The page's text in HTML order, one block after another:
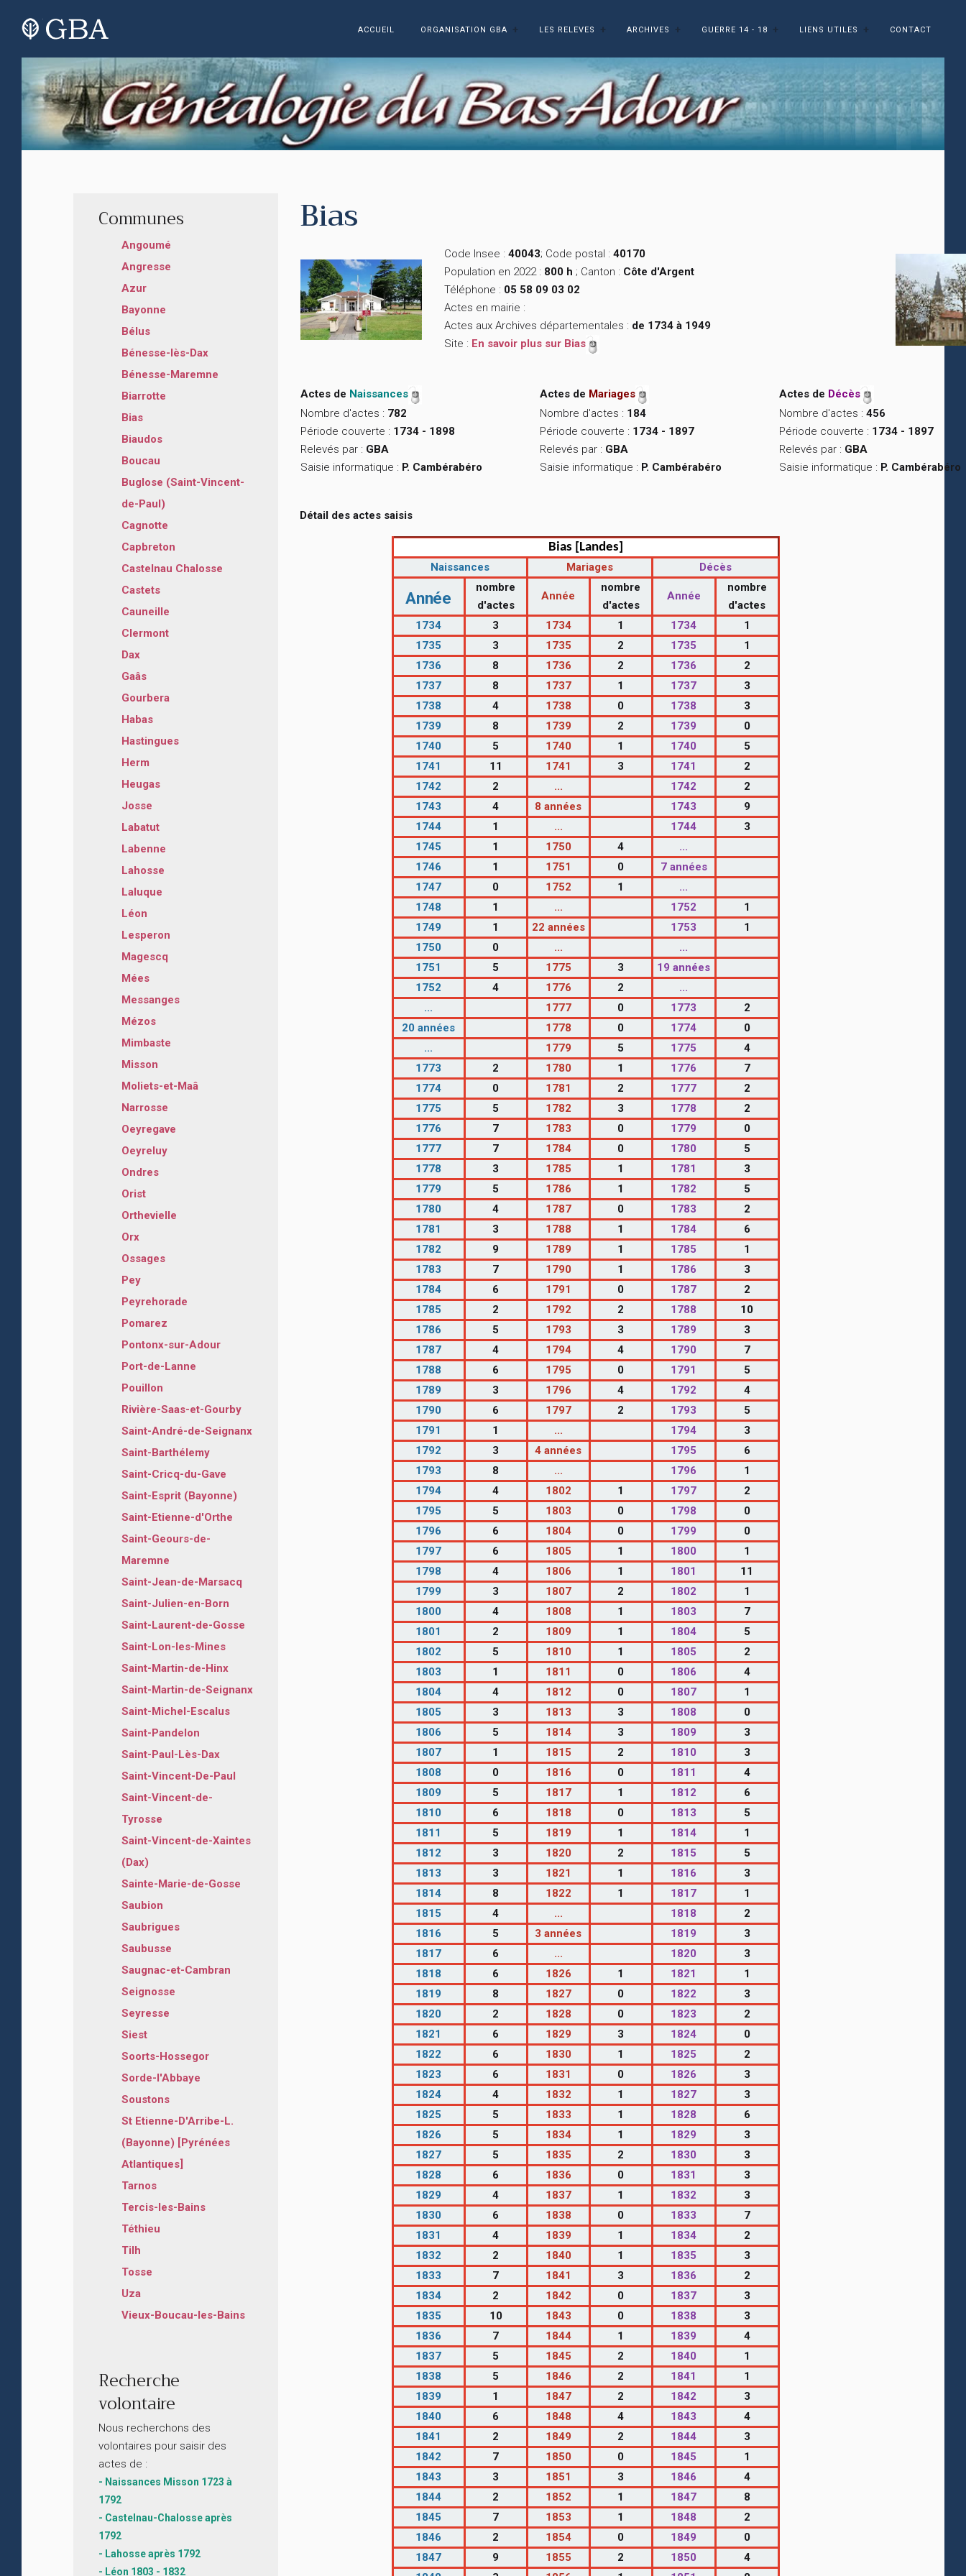
ACCUEIL ORGANISATION GBA LES RELEVES ARCHIVES GUERRE 14 - 18 LIENS UTILES CONTACT
Communes
Angoumé
Angresse
Azur
Bayonne
Bélus
Bénesse-lès-Dax
Bénesse-Maremne
Biarrotte
Bias
Biaudos
Boucau
Buglose (Saint-Vincent-
de-Paul)
Cagnotte
Capbreton
Castelnau Chalosse
Castets
Cauneille
Clermont
Dax
Gaâs
Gourbera
Habas
Hastingues
Herm
Heugas
Josse
Labatut
Labenne
Lahosse
Laluque
Léon
Lesperon
Magescq
Mées
Messanges
Mézos
Mimbaste
Misson
Moliets-et-Maâ
Narrosse
Oeyregave
Oeyreluy
Ondres
Orist
Orthevielle
Orx
Ossages
Pey
Peyrehorade
Pomarez
Pontonx-sur-Adour
Port-de-Lanne
Pouillon
Rivière-Saas-et-Gourby
Saint-André-de-Seignanx
Saint-Barthélemy
Saint-Cricq-du-Gave
Saint-Esprit (Bayonne)
Saint-Etienne-d'Orthe
Saint-Geours-de-
Maremne
Saint-Jean-de-Marsacq
Saint-Julien-en-Born
Saint-Laurent-de-Gosse
Saint-Lon-les-Mines
Saint-Martin-de-Hinx
Saint-Martin-de-Seignanx
Saint-Michel-Escalus
Saint-Pandelon
Saint-Paul-Lès-Dax
Saint-Vincent-De-Paul
Saint-Vincent-de-
Tyrosse
Saint-Vincent-de-Xaintes
(Dax)
Sainte-Marie-de-Gosse
Saubion
Saubrigues
Saubusse
Saugnac-et-Cambran
Seignosse
Seyresse
Siest
Soorts-Hossegor
Sorde-l'Abbaye
Soustons
St Etienne-D'Arribe-L.
(Bayonne) [Pyrénées
Atlantiques]
Tarnos
Tercis-les-Bains
Téthieu
Tilh
Tosse
Uza
Vieux-Boucau-les-Bains
Recherche
volontaire
Nous recherchons des
volontaires pour saisir des
actes de :
- Naissances Misson 1723 à
1792
- Castelnau-Chalosse après
1792
- Lahosse après 1792
- Léon 1803 - 1832
Bias
Code Insee : 40043; Code postal : 40170
Population en 2022 : 800 h ; Canton : Côte d'Argent
Téléphone : 05 58 09 03 02
Actes en mairie :
Actes aux Archives départementales : de 1734 à 1949
Site : En savoir plus sur Bias
Actes de Naissances
Nombre d'actes : 782
Période couverte : 1734 - 1898
Relevés par : GBA
Saisie informatique : P. Cambérabéro
Actes de Mariages
Nombre d'actes : 184
Période couverte : 1734 - 1897
Relevés par : GBA
Saisie informatique : P. Cambérabéro
Actes de Décès
Nombre d'actes : 456
Période couverte : 1734 - 1897
Relevés par : GBA
Saisie informatique : P. Cambérabéro
Détail des actes saisis
Bias [Landes]
Naissances Mariages Décès
Année
nombre
d'actes
Année
nombre
d'actes
Année
nombre
d'actes
1734
3 1734 1 1734
1
1735
3 1735 2 1735
1
1736
8 1736 2 1736
2
1737
8 1737 1 1737
3
1738
4 1738 0 1738
3
1739
8 1739 2 1739
0
1740
5 1740 1 1740
5
1741
11 1741 3 1741
2
1742
2 ... 1742
2
1743
4 8 années 1743
9
1744
1 ... 1744
3
1745
1 1750 4
...
1746
1 1751 0
7 années
1747
0 1752 1
...
1748
1 ... 1752
1
1749
1 22 années 1753
1
1750
0 ...
...
1751
5 1775 3
19 années
1752
4 1776 2
...
...
1777 0 1773
2
20 années
1778 0 1774
0
...
1779 5 1775
4
1773
2 1780 1 1776
7
1774
0 1781 2 1777
2
1775
5 1782 3 1778
2
1776
7 1783 0 1779
0
1777
7 1784 0 1780
5
1778
3 1785 1 1781
3
1779
5 1786 1 1782
5
1780
4 1787 0 1783
2
1781
3 1788 1 1784
6
1782
9 1789 1 1785
1
1783
7 1790 1 1786
3
1784
6 1791 0 1787
2
1785
2 1792 2 1788
10
1786
5 1793 3 1789
3
1787
4 1794 4 1790
7
1788
6 1795 0 1791
5
1789
3 1796 4 1792
4
1790
6 1797 2 1793
5
1791
1 ... 1794
3
1792
3 4 années 1795
6
1793
8 ... 1796
1
1794
4 1802 1 1797
2
1795
5 1803 0 1798
0
1796
6 1804 0 1799
0
1797
6 1805 1 1800
1
1798
4 1806 1 1801
11
1799
3 1807 2 1802
1
1800
4 1808 1 1803
7
1801
2 1809 1 1804
5
1802
5 1810 1 1805
2
1803
1 1811 0 1806
4
1804
4 1812 0 1807
1
1805
3 1813 3 1808
0
1806
5 1814 3 1809
3
1807
1 1815 2 1810
3
1808
0 1816 0 1811
4
1809
5 1817 1 1812
6
1810
6 1818 0 1813
5
1811
5 1819 1 1814
1
1812
3 1820 2 1815
5
1813
3 1821 1 1816
3
1814
8 1822 1 1817
1
1815
4 ... 1818
2
1816
5 3 années 1819
3
1817
6 ... 1820
3
1818
6 1826 1 1821
1
1819
8 1827 0 1822
3
1820
2 1828 0 1823
2
1821
6 1829 3 1824
0
1822
6 1830 1 1825
2
1823
6 1831 0 1826
3
1824
4 1832 1 1827
3
1825
5 1833 1 1828
6
1826
5 1834 1 1829
3
1827
5 1835 2 1830
3
1828
6 1836 0 1831
3
1829
4 1837 1 1832
3
1830
6 1838 0 1833
7
1831
4 1839 1 1834
2
1832
2 1840 1 1835
3
1833
7 1841 3 1836
2
1834
2 1842 0 1837
3
1835
10 1843 0 1838
3
1836
7 1844 1 1839
4
1837
5 1845 2 1840
1
1838
5 1846 2 1841
1
1839
1 1847 2 1842
3
1840
6 1848 4 1843
4
1841
2 1849 2 1844
3
1842
7 1850 0 1845
1
1843
3 1851 3 1846
4
1844
2 1852 1 1847
8
1845
7 1853 1 1848
2
1846
2 1854 0 1849
0
1847
9 1855 2 1850
4